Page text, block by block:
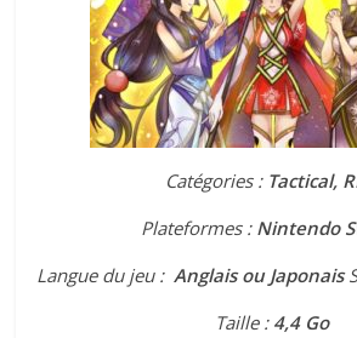
Catégories : Tactical,
Plateformes : Nintendo
Langue du jeu : Anglais ou Japonais
Taille : 4,4 Go